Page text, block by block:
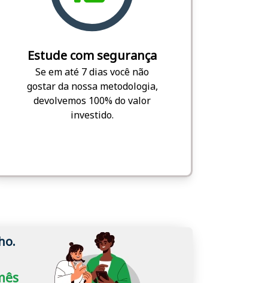
Estude com segurança
Se em até 7 dias você não
gostar da nossa metodologia,
devolvemos 100% do valor
investido.